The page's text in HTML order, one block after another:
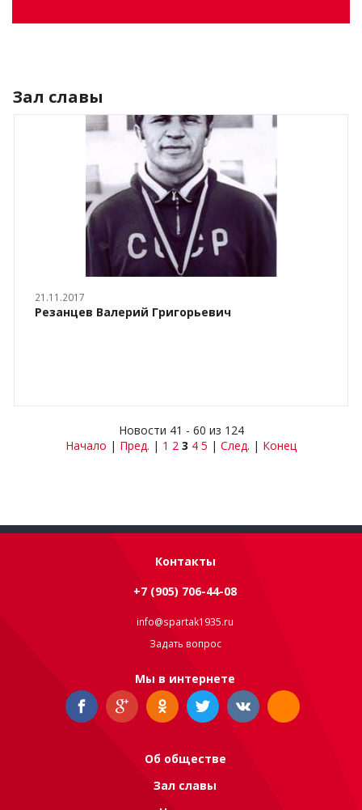
Зал славы
21.11.2017
Резанцев Валерий Григорьевич
Новости 41 - 60 из 124
Начало | Пред. | 1 2 3 4 5 | След. | Конец
Контакты
+7 (905) 706-44-08
info@spartak1935.ru
Задать вопрос
Мы в интернете
Об обществе
Зал славы